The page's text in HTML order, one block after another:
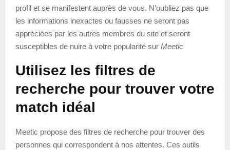
profil et se manifestent auprès de vous. N’oubliez pas que
les informations inexactes ou fausses ne seront pas
appréciées par les autres membres du site et seront
susceptibles de nuire à votre popularité sur Meetic
Utilisez les filtres de
recherche pour trouver votre
match idéal
Meetic propose des filtres de recherche pour trouver des
personnes qui correspondent à nos attentes. Ces outils